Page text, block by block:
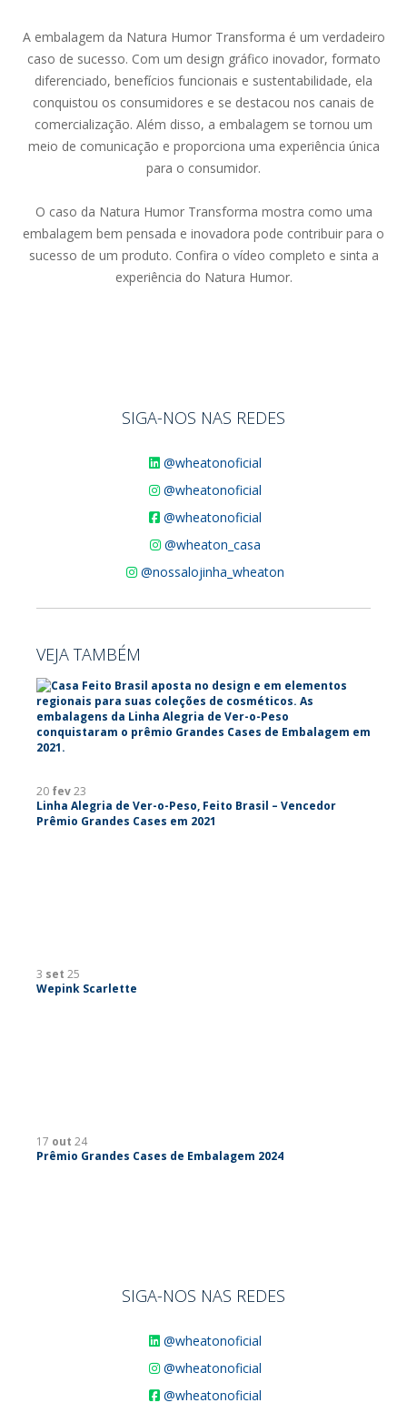
A embalagem da Natura Humor Transforma é um verdadeiro
caso de sucesso. Com um design gráfico inovador, formato
diferenciado, benefícios funcionais e sustentabilidade, ela
conquistou os consumidores e se destacou nos canais de
comercialização. Além disso, a embalagem se tornou um
meio de comunicação e proporciona uma experiência única
para o consumidor.
O caso da Natura Humor Transforma mostra como uma
embalagem bem pensada e inovadora pode contribuir para o
sucesso de um produto. Confira o vídeo completo e sinta a
experiência do Natura Humor.
SIGA-NOS NAS REDES
@wheatonoficial
@wheatonoficial
@wheatonoficial
@wheaton_casa
@nossalojinha_wheaton
VEJA TAMBÉM
20 fev23
Linha Alegria de Ver-o-Peso, Feito Brasil – Vencedor
Prêmio Grandes Cases em 2021
3 set 25
Wepink Scarlette
17 out 24
Prêmio Grandes Cases de Embalagem 2024
SIGA-NOS NAS REDES
@wheatonoficial
@wheatonoficial
@wheatonoficial